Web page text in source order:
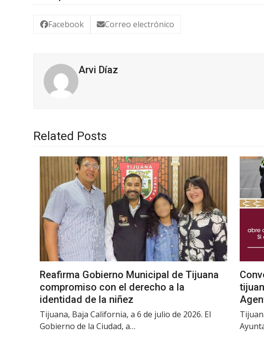
Facebook Correo electrónico
Arvi Díaz
Related Posts
Reafirma Gobierno Municipal de Tijuana
compromiso con el derecho a la
identidad de la niñez
Tijuana, Baja California, a 6 de julio de 2026. El
Gobierno de la Ciudad, a…